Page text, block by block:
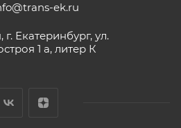
ek.ru
г. Екатеринбург, ул.
1 а, литер К